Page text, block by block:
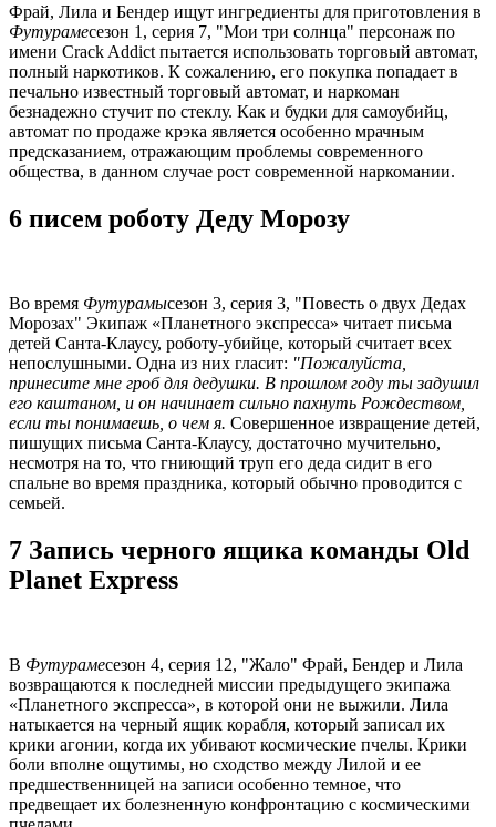
Фрай, Лила и Бендер ищут ингредиенты для приготовления в
Футурамесезон 1, серия 7, "Мои три солнца" персонаж по
имени Crack Addict пытается использовать торговый автомат,
полный наркотиков. К сожалению, его покупка попадает в
печально известный торговый автомат, и наркоман
безнадежно стучит по стеклу. Как и будки для самоубийц,
автомат по продаже крэка является особенно мрачным
предсказанием, отражающим проблемы современного
общества, в данном случае рост современной наркомании.
6 писем роботу Деду Морозу
Во время Футурамысезон 3, серия 3, "Повесть о двух Дедах
Морозах" Экипаж «Планетного экспресса» читает письма
детей Санта-Клаусу, роботу-убийце, который считает всех
непослушными. Одна из них гласит: "Пожалуйста,
принесите мне гроб для дедушки. В прошлом году ты задушил
его каштаном, и он начинает сильно пахнуть Рождеством,
если ты понимаешь, о чем я. Совершенное извращение детей,
пишущих письма Санта-Клаусу, достаточно мучительно,
несмотря на то, что гниющий труп его деда сидит в его
спальне во время праздника, который обычно проводится с
семьей.
7 Запись черного ящика команды Old
Planet Express
В Футурамесезон 4, серия 12, "Жало" Фрай, Бендер и Лила
возвращаются к последней миссии предыдущего экипажа
«Планетного экспресса», в которой они не выжили. Лила
натыкается на черный ящик корабля, который записал их
крики агонии, когда их убивают космические пчелы. Крики
боли вполне ощутимы, но сходство между Лилой и ее
предшественницей на записи особенно темное, что
предвещает их болезненную конфронтацию с космическими